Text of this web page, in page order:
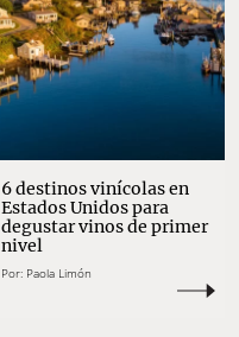
6 destinos vinícolas en
Estados Unidos para
degustar vinos de primer
nivel
Por: Paola Limón